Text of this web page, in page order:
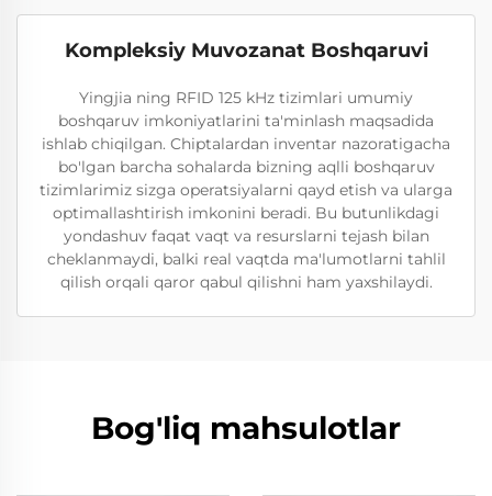
Kompleksiy Muvozanat Boshqaruvi
Yingjia ning RFID 125 kHz tizimlari umumiy
boshqaruv imkoniyatlarini ta'minlash maqsadida
ishlab chiqilgan. Chiptalardan inventar nazoratigacha
bo'lgan barcha sohalarda bizning aqlli boshqaruv
tizimlarimiz sizga operatsiyalarni qayd etish va ularga
optimallashtirish imkonini beradi. Bu butunlikdagi
yondashuv faqat vaqt va resurslarni tejash bilan
cheklanmaydi, balki real vaqtda ma'lumotlarni tahlil
qilish orqali qaror qabul qilishni ham yaxshilaydi.
Bog'liq mahsulotlar